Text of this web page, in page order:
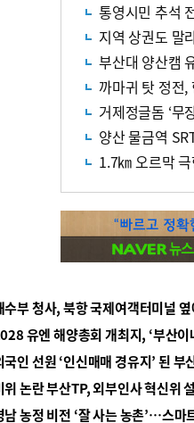
통영시민 추석
지역 상권도 말
부산대 양산캠
까마귀 탓 정전,
거제정글돔 ‘무
양산 물금역
1.7㎞ 오르막 극
부 청사, 북항 국제여객터미널
유엔 해양총회 개최지, ‘부산이
인 선원 ‘인신매매 경유지’ 된
논란 부산TP, 외부인사 혁신위